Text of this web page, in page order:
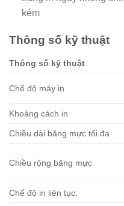
kém
Thông số kỹ thuật
Thông số kỹ thuật
Chế độ máy in
Khoảng cách in
Chiều dài băng mực tối đa
Chiều rộng băng mực
Chế độ in liên tục: